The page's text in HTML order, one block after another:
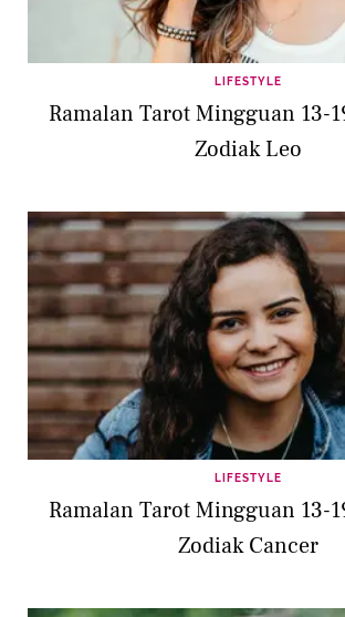
LIFESTYLE
Ramalan Tarot Mingguan 13-
Zodiak Leo
LIFESTYLE
Ramalan Tarot Mingguan 13-
Zodiak Cancer